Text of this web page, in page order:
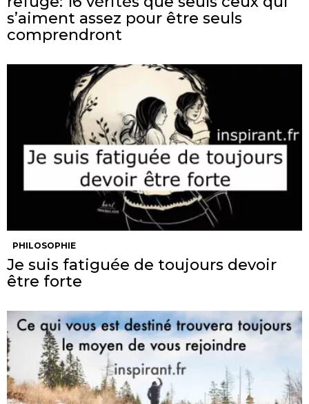
s’aiment assez pour être seuls
comprendront
PHILOSOPHIE
Je suis fatiguée de toujours devoir
être forte